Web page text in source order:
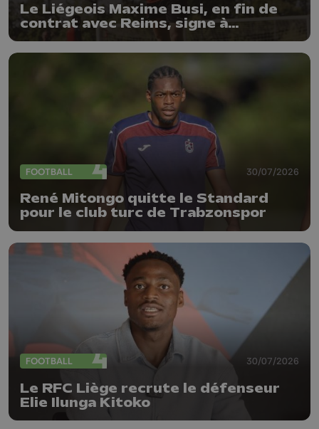
Le Liégeois Maxime Busi, en fin de
contrat avec Reims, signe à
l'Antwerp
FOOTBALL 30/07/2026
René Mitongo quitte le Standard
pour le club turc de Trabzonspor
FOOTBALL 30/07/2026
Le RFC Liège recrute le défenseur
Elie Ilunga Kitoko